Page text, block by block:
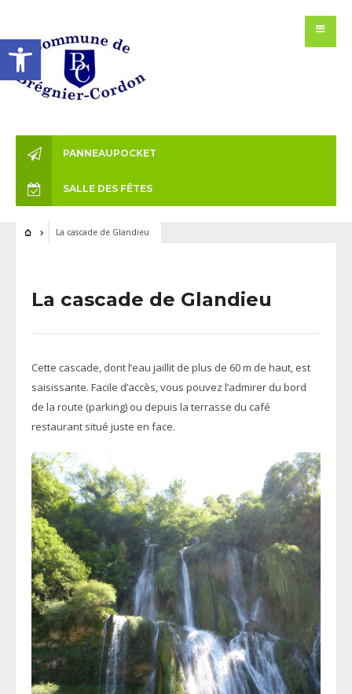
Ouvrir la barre d’outils
PANNEAUPOCKET
SALLE DES FÊTES
La cascade de Glandieu
La cascade de Glandieu
Cette cascade, dont l’eau jaillit de plus de 60 m de haut, est
saisissante. Facile d’accès, vous pouvez l’admirer du bord
de la route (parking) ou depuis la terrasse du café
restaurant situé juste en face.